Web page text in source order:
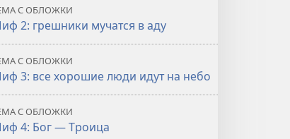
С ОБЛОЖКИ
2: грешники мучатся в аду
С ОБЛОЖКИ
3: все хорошие люди идут на небо
С ОБЛОЖКИ
4: Бог — Троица